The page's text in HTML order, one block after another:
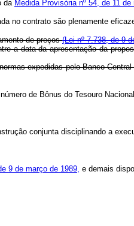
da Medida Provisória nº 54, de 11
no contrato são plenamente
de preços(Lei nº 7.738, de 9
a data da apresentação da
expedidas pelo Banco
de Bônus do Tesouro
conjunta disciplinando a
9 de março de 1989, e demais